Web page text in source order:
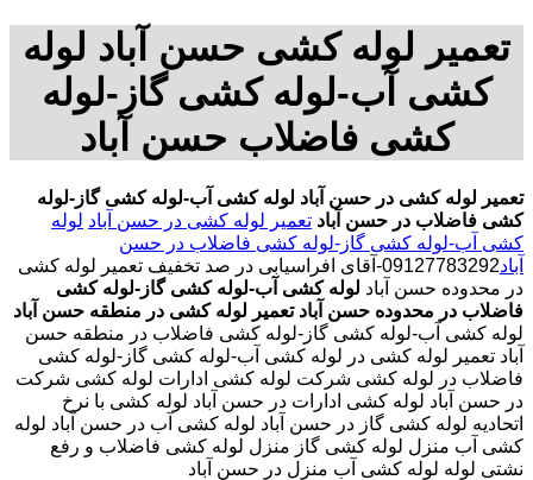
تعمیر لوله کشی حسن آباد لوله
کشی آب-لوله کشی گاز-لوله
کشی فاضلاب حسن آباد
تعمیر لوله کشی در حسن آباد لوله کشی آب-لوله کشی گاز-لوله
کشی فاضلاب در حسن آباد تعمیر لوله کشی در حسن آباد لوله
کشی آب-لوله کشی گاز-لوله کشی فاضلاب در حسن
آباد
09127783292-آقای افراسیابی در صد تخفیف تعمیر لوله کشی
در محدوده حسن آباد لوله کشی آب-لوله کشی گاز-لوله کشی
فاضلاب در محدوده حسن آباد تعمیر لوله کشی در منطقه حسن آباد
لوله کشی آب-لوله کشی گاز-لوله کشی فاضلاب در منطقه حسن
آباد تعمیر لوله کشی در لوله کشی آب-لوله کشی گاز-لوله کشی
فاضلاب در لوله کشی شرکت لوله کشی ادارات لوله کشی شرکت
در حسن آباد لوله کشی ادارات در حسن آباد لوله کشی با نرخ
اتحادیه لوله کشی گاز در حسن آباد لوله کشی آب در حسن آباد لوله
کشی آب منزل لوله کشی گاز منزل لوله کشی فاضلاب و رفع
نشتی لوله لوله کشی آب منزل در حسن آباد